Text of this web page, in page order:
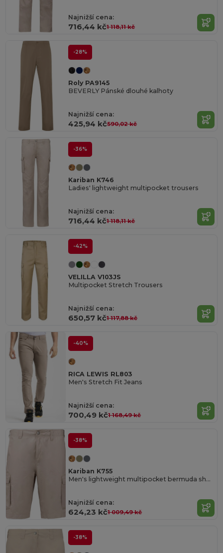
Najnižší cena:
716,44 kč1 118,11 kč
-28%
Roly PA9145
BEVERLY Pánské dlouhé kalhoty
Najnižší cena:
425,94 kč590,02 kč
-36%
Kariban K746
Ladies' lightweight multipocket trousers
Najnižší cena:
716,44 kč1 118,11 kč
-42%
VELILLA V103JS
Multipocket Stretch Trousers
Najnižší cena:
650,57 kč1 117,88 kč
-40%
RICA LEWIS RL803
Men's Stretch Fit Jeans
Najnižší cena:
700,49 kč1 168,49 kč
-38%
Kariban K755
Men's lightweight multipocket bermuda shorts
Najnižší cena:
624,23 kč1 009,49 kč
-38%